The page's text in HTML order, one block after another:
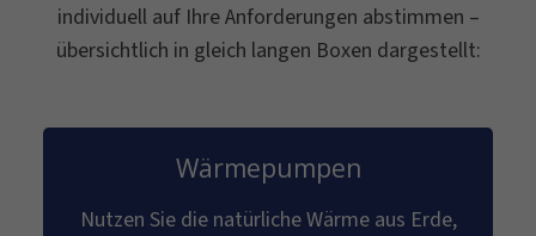
individuell auf Ihre Anforderungen abstimmen –
übersichtlich in gleich langen Boxen dargestellt:
Wärmepumpen
Nutzen Sie die natürliche Wärme aus Erde,